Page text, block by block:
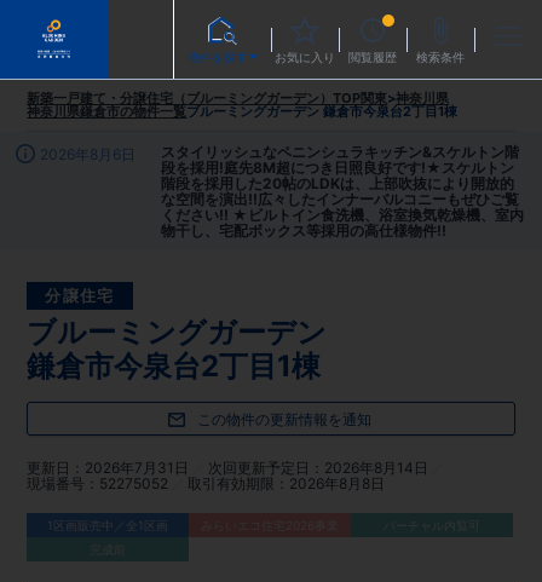
物件を探す お気に入り 閲覧履歴 検索条件
新築一戸建て・分譲住宅（ブルーミングガーデン）TOP関東>神奈川県
神奈川県鎌倉市の物件一覧ブルーミングガーデン 鎌倉市今泉台2丁目1棟
2026年8月6日
スタイリッシュなペニンシュラキッチン&スケルトン階
段を採用!庭先8M超につき日照良好です!★スケルトン
階段を採用した20帖のLDKは、上部吹抜により開放的
な空間を演出!!広々したインナーバルコニーもぜひご覧
ください!! ★ビルトイン食洗機、浴室換気乾燥機、室内
物干し、宅配ボックス等採用の高仕様物件!!
分譲住宅
ブルーミングガーデン
鎌倉市今泉台2丁目1棟
この物件の更新情報を通知
更新日 2026年7月31日 次回更新予定日
2026年8月14日
現場番号
52275052 取引有効期限 2026年8月8日
1区画販売中／全1区画
バーチャル内覧可
完成前